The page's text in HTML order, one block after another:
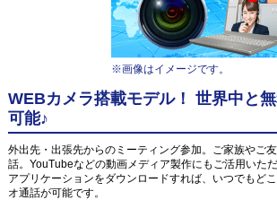
※画像はイメージです。
WEBカメラ搭載モデル！ 世界中と
可能♪
外出先・出張先からのミーティング参加。ご家族やご
話。YouTubeなどの動画メディア製作にもご活用いた
アプリケーションをダウンロードすれば、いつでもど
オ通話が可能です。